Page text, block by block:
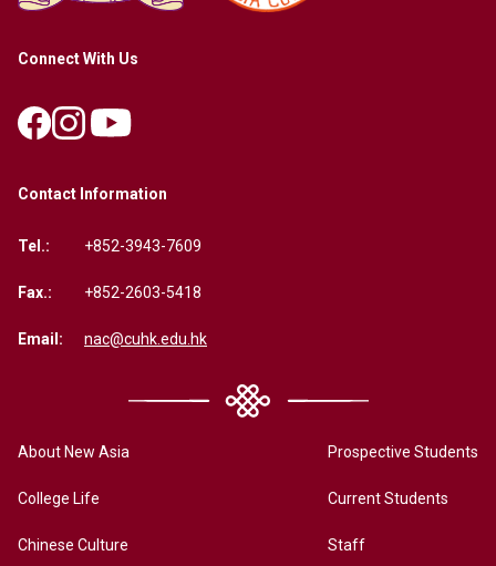
Connect With Us
Contact Information
Tel.: +852-3943-7609
Fax.: +852-2603-5418
Email: nac@cuhk.edu.hk
About New Asia
College Life
Chinese Culture
Prospective Students
Current Students
Staff